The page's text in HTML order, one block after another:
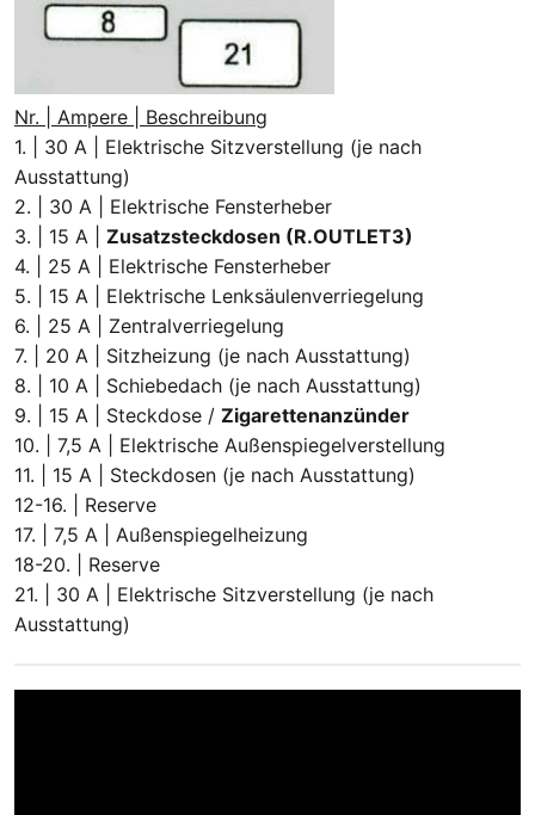
Nr. | Ampere | Beschreibung
1. | 30 A | Elektrische Sitzverstellung (je nach
Ausstattung)
2. | 30 A | Elektrische Fensterheber
3. | 15 A | Zusatzsteckdosen (R.OUTLET3)
4. | 25 A | Elektrische Fensterheber
5. | 15 A | Elektrische Lenksäulenverriegelung
6. | 25 A | Zentralverriegelung
7. | 20 A | Sitzheizung (je nach Ausstattung)
8. | 10 A | Schiebedach (je nach Ausstattung)
9. | 15 A | Steckdose / Zigarettenanzünder
10. | 7,5 A | Elektrische Außenspiegelverstellung
11. | 15 A | Steckdosen (je nach Ausstattung)
12-16. | Reserve
17. | 7,5 A | Außenspiegelheizung
18-20. | Reserve
21. | 30 A | Elektrische Sitzverstellung (je nach
Ausstattung)